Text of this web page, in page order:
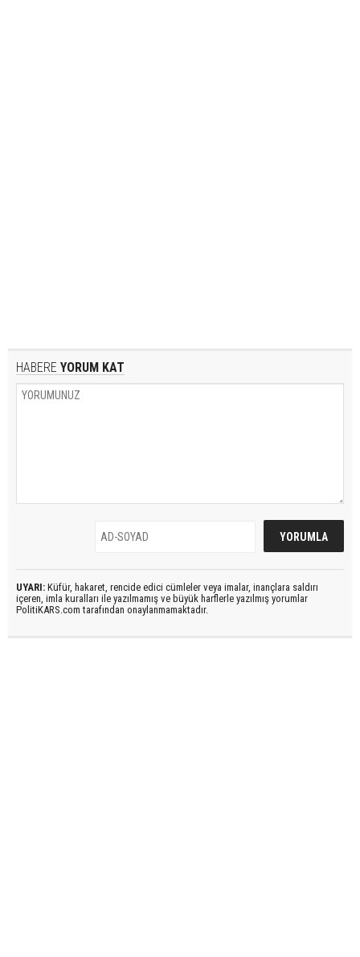
HABERE YORUM KAT
UYARI: Küfür, hakaret, rencide edici cümleler veya imalar, inançlara saldırı
içeren, imla kuralları ile yazılmamış ve büyük harflerle yazılmış yorumlar
PolitiKARS.com tarafından onaylanmamaktadır.